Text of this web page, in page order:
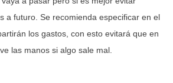
a futuro. Se recomienda especificar en el
los gastos, con esto evitará que en
las manos si algo sale mal.